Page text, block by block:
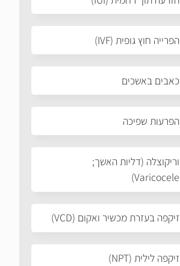
הפרייה חוץ גופית (IVF)
כאבים באשכים
הפרעות שפיכה
וריקוצלה (דליות האשך;
Varicocele)
זיקפה בעזרת מכשיר ואקום (VCD)
זיקפה לילית (NPT)